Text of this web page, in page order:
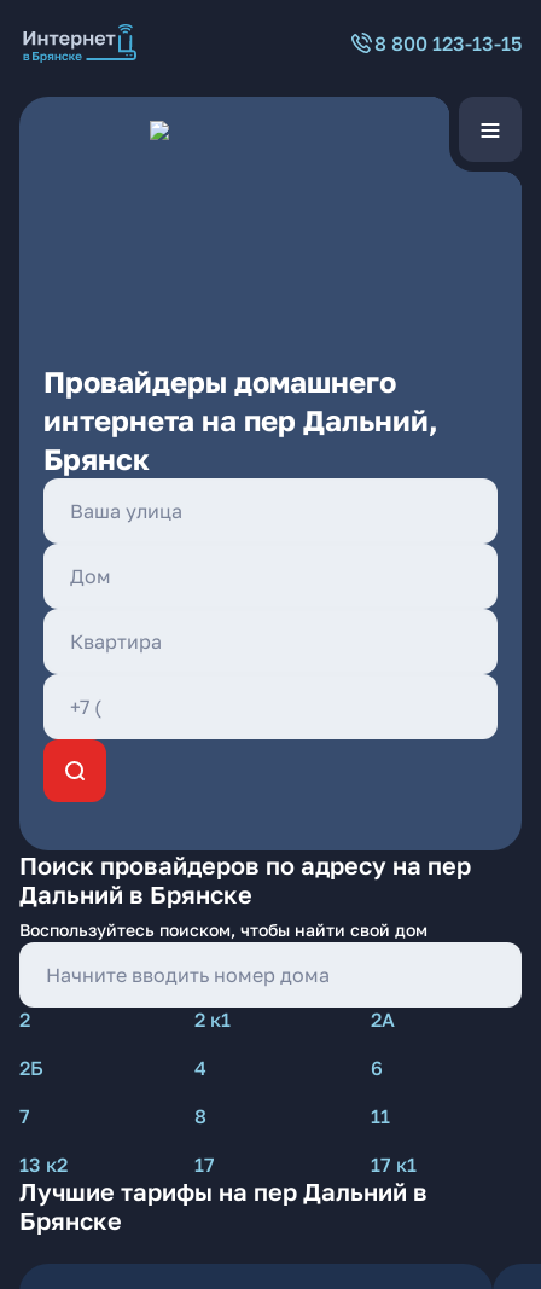
8 800 123-13-15
Провайдеры домашнего
интернета на пер Дальний,
Брянск
Поиск провайдеров по адресу на пер
Дальний в Брянске
Воспользуйтесь поиском, чтобы найти свой дом
2 2 к1
2А
2Б
4
6
7
8
11
13 к2
17 17 к1
Лучшие тарифы на пер Дальний в
Брянске